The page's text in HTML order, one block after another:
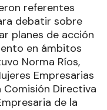
referentes
debatir sobre
planes de acción
en ámbitos
Norma Ríos,
Empresarias
Directiva
de la